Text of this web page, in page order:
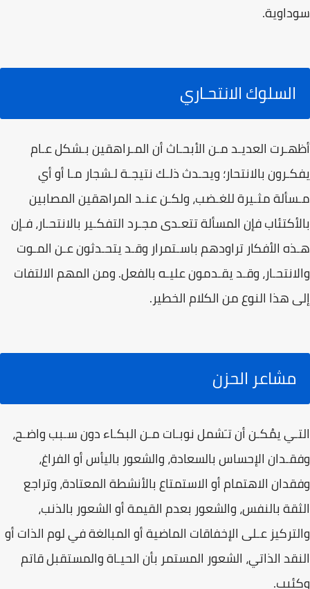
سوداوية.
السلوك الانتحـاري
أظهـرت العديـد مـن الأبحـاث أن المـراهقين بـشكل عـام
يفكـرون بالانتحار؛ ويحـدث ذلـك نتيجـة لـشجار مـا أو أي
مـسألة مثـيرة للغـضب، ولكـن عنـد المراهقين المصابين
بالأكتئاب فإن المسألة تتعـدى مجـرد التفكـير بالانتحـار، فـإن
هـذه الأفكار تراودهم باسـتمرار وقـد يتحـدثون عـن المـوت
والانتحـار، وقـد يقـدمون عليـه بالفعل. ومن المهم الالتفات
إلى هذا النوع من الكلام الخطير.
مشاعر الحزن
التـي يمُكـن أن تـَشمل نوبـات مـن البكـاء دون سـبب واضـح،
وفقـدان الإحساس بالسعادة، والشعور باليأس أو الفراغ،
وفقدان الاهتمام أو الاستمتاع بالأنشطة المعتادة، وتراجع
الثقة بالنفس، والشعور بعدم القيمة أو الشعور بالذنب،
والتركيز عـلى الإخفاقات الماضية أو المبالغة في لوم الذات أو
النقد الذاتي، الشعور المستمر بأن الحيـاة والمستقبل قاتم
وكئيب.